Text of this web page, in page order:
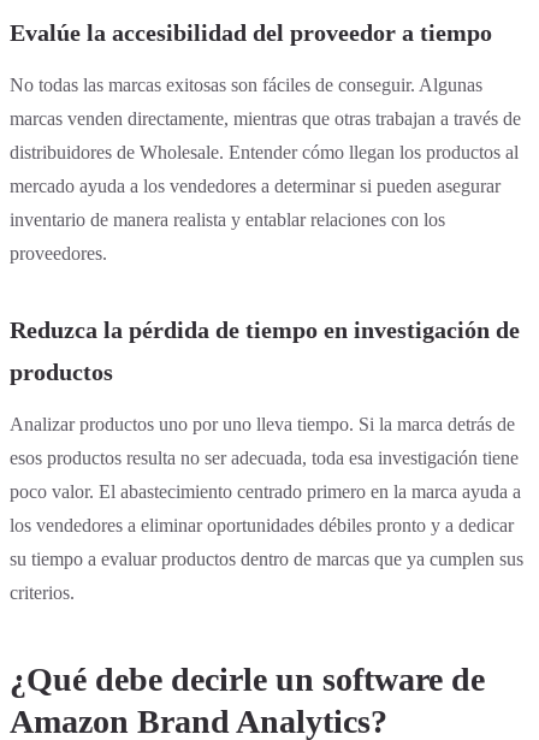
Evalúe la accesibilidad del proveedor a tiempo
No todas las marcas exitosas son fáciles de conseguir. Algunas
marcas venden directamente, mientras que otras trabajan a través de
distribuidores de Wholesale. Entender cómo llegan los productos al
mercado ayuda a los vendedores a determinar si pueden asegurar
inventario de manera realista y entablar relaciones con los
proveedores.
Reduzca la pérdida de tiempo en investigación de
productos
Analizar productos uno por uno lleva tiempo. Si la marca detrás de
esos productos resulta no ser adecuada, toda esa investigación tiene
poco valor. El abastecimiento centrado primero en la marca ayuda a
los vendedores a eliminar oportunidades débiles pronto y a dedicar
su tiempo a evaluar productos dentro de marcas que ya cumplen sus
criterios.
¿Qué debe decirle un software de
Amazon Brand Analytics?